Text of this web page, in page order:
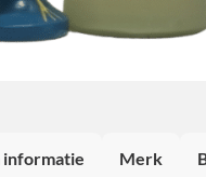
informatie Merk